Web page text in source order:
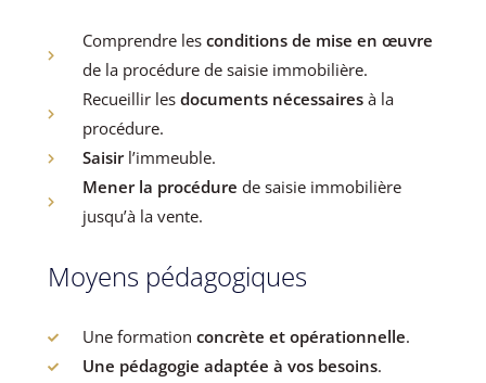
Comprendre les conditions de mise en œuvre
de la procédure de saisie immobilière.
Recueillir les documents nécessairesà la
procédure.
Saisir l’immeuble.
Mener la procédure de saisie immobilière
jusqu’à la vente.
Moyens pédagogiques
Une formation concrète et opérationnelle.
Une pédagogie adaptée à vos besoins.